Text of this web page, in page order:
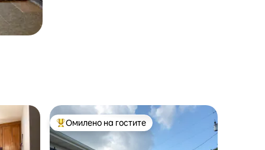
гостите“ Меѓу најуспешните „Омилени на гостите“
Омилено на гостите